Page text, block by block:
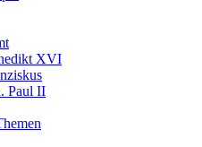
XVI
Paul II